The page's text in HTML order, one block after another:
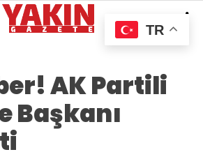
AK Partili
Başkanı
TR